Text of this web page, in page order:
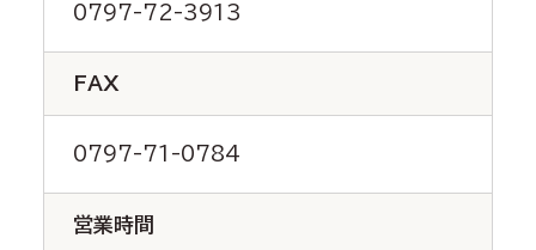
0797-72-3913
FAX
0797-71-0784
営業時間